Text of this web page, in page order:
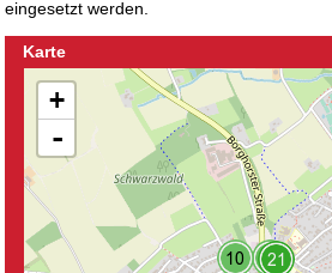
eingesetzt werden.
Karte
+
-